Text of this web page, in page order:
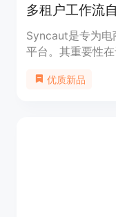
Syncaut是专为电
平台。其重要性
优点包括：支持
优质新品